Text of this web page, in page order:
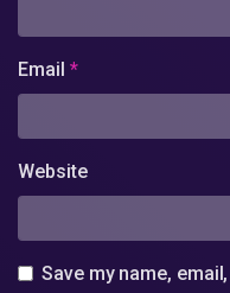
Email *
Website
Save my name,